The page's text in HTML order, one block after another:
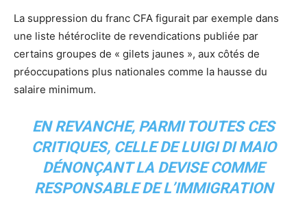
La suppression du franc CFA figurait par exemple dans
une liste hétéroclite de revendications publiée par
certains groupes de « gilets jaunes », aux côtés de
préoccupations plus nationales comme la hausse du
salaire minimum.
EN REVANCHE, PARMI TOUTES CES
CRITIQUES, CELLE DE LUIGI DI MAIO
DÉNONÇANT LA DEVISE COMME
RESPONSABLE DE L’IMMIGRATION